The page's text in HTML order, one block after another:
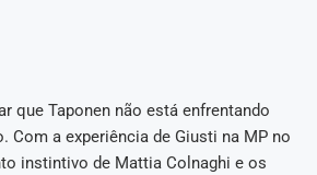
que Taponen não está enfrentando
Com a experiência de Giusti na MP no
instintivo de Mattia Colnaghi e os